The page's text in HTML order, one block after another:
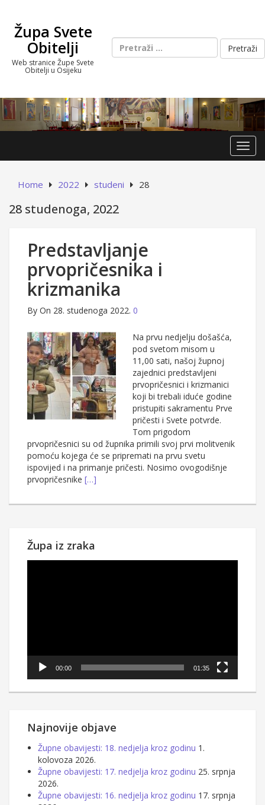
contentŽupa Svete
Obitelji
Web stranice Župe Svete
Obitelji u Osijeku
Pretraži:
Home 2022 studeni 28
28 studenoga, 2022
Predstavljanje
prvopričesnika i
krizmanika
By On 28. studenoga 2022. 0
Na prvu nedjelju došašća,
pod svetom misom u
11,00 sati, našoj župnoj
zajednici predstavljeni
prvopričesnici i krizmanici
koji bi trebali iduće godine
pristupiti sakramentu Prve
pričesti i Svete potvrde.
Tom prigodom
prvopričesnici su od župnika primili svoj prvi molitvenik
pomoću kojega će se pripremati na prvu svetu
ispovijed i na primanje pričesti. Nosimo ovogodišnje
prvopričesnike […]
Župa iz zraka
00:00 01:35
Najnovije objave
Župne obavijesti: 18. nedjelja kroz godinu 1.
kolovoza 2026.
Župne obavijesti: 17. nedjelja kroz godinu 25. srpnja
2026.
Župne obavijesti: 16. nedjelja kroz godinu 17. srpnja